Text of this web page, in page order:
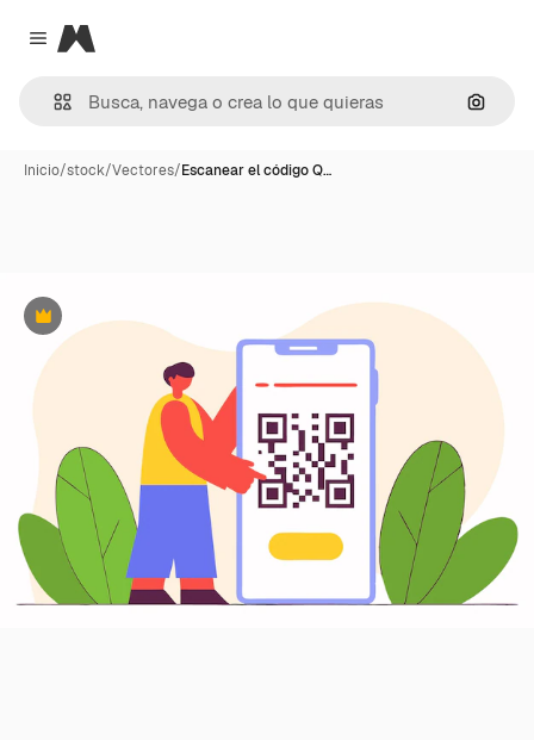
Close menu
Magnific
Inicio/stock/Vectores/Escanear el código Q…
Premium